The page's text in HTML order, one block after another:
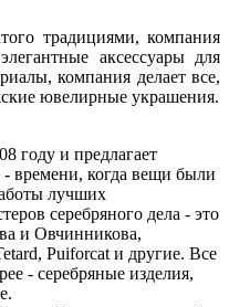
традициями, компания
аксессуары для
компания делает все,
ювелирные украшения.
году и предлагает
времени, когда вещи были
лучших
серебряного дела - это
и Овчинникова,
Puiforcat и другие. Все
- серебряные изделия,